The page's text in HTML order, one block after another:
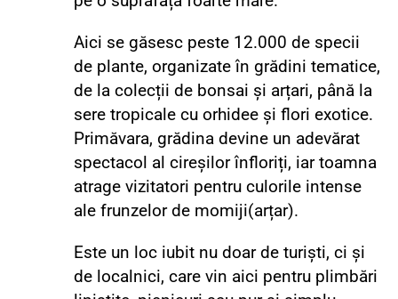
Aici se găsesc peste 12.000 de specii
de plante, organizate în grădini tematice,
de la colecții de bonsai și arțari, până la
sere tropicale cu orhidee și flori exotice.
Primăvara, grădina devine un adevărat
spectacol al cireșilor înfloriți, iar toamna
atrage vizitatori pentru culorile intense
ale frunzelor de momiji(arțar).
Este un loc iubit nu doar de turiști, ci și
de localnici, care vin aici pentru plimbări